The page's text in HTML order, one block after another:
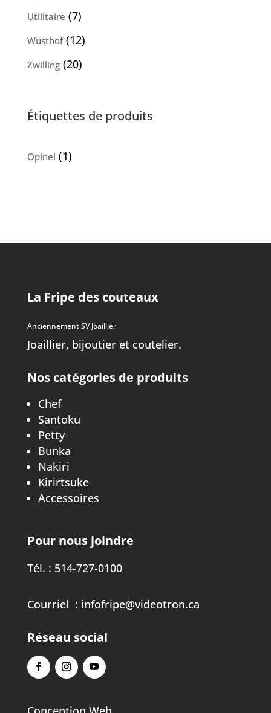
produits
Utilitaire 77
produits
Wusthof 1212
produits
Zwilling 2020
Étiquettes de produits
Opinel (1)
La Fripe des couteaux
Anciennement SV Joaillier
Joaillier, bijoutier et coutelier.
Nos catégories de produits
Chef
Santoku
Petty
Bunka
Nakiri
Kirirtsuke
Accessoires
Pour nous joindre
Tél. : 514-727-0100
Courriel : infofripe@videotron.ca
Réseau social